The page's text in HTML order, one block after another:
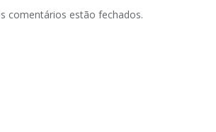
comentários estão fechados.